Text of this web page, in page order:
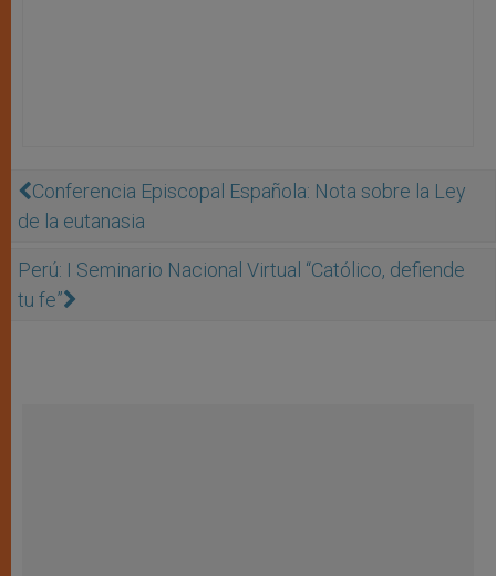
Conferencia Episcopal Española: Nota sobre la Ley
de la eutanasia
Perú: I Seminario Nacional Virtual “Católico, defiende
tu fe”